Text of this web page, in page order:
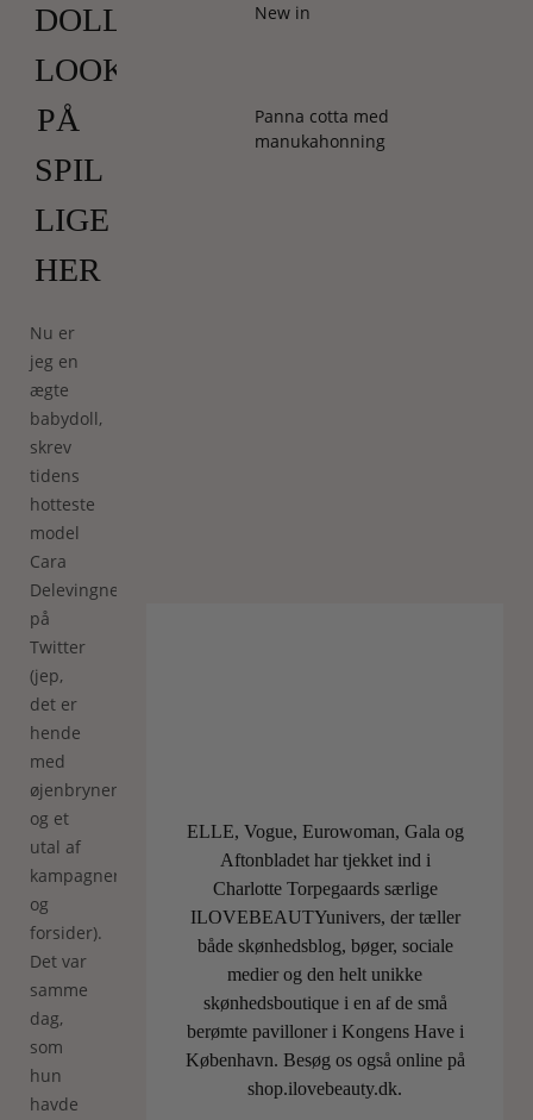
DOLL-
LOOKS
PÅ
SPIL
LIGE
HER
Nu er
jeg en
ægte
babydoll,
skrev
tidens
hotteste
model
Cara
Delevingne
på
Twitter
(jep,
det er
hende
med
øjenbrynene,
og et
utal af
kampagner
og
forsider).
Det var
samme
dag,
som
hun
havde
New in
Panna cotta med
manukahonning
ELLE, Vogue, Eurowoman, Gala og
Aftonbladet har tjekket ind i
Charlotte Torpegaards særlige
ILOVEBEAUTYunivers, der tæller
både skønhedsblog, bøger, sociale
medier og den helt unikke
skønhedsboutique i en af de små
berømte pavilloner i Kongens Have i
København. Besøg os også online på
shop.ilovebeauty.dk.